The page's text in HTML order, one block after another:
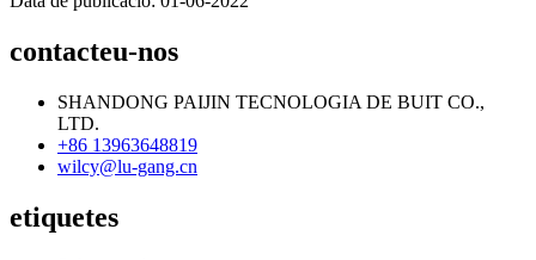
contacteu-nos
SHANDONG PAIJIN TECNOLOGIA DE BUIT CO.,
LTD.
+86 13963648819
wilcy@lu-gang.cn
etiquetes